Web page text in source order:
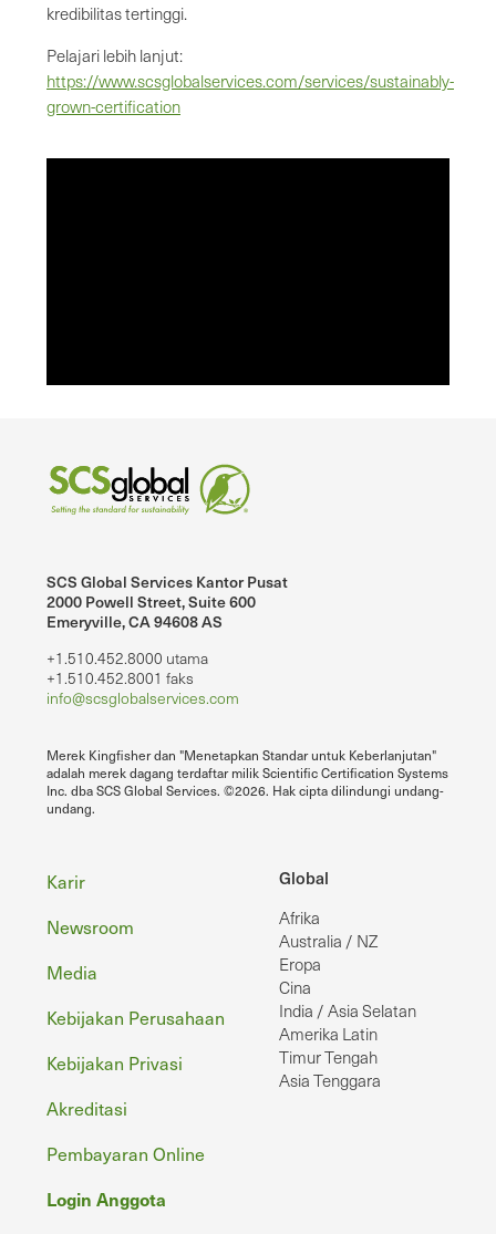
kredibilitas tertinggi.
Pelajari lebih lanjut:
https://www.scsglobalservices.com/services/sustainably-
grown-certification
SCS Global Services Kantor Pusat
2000 Powell Street, Suite 600
Emeryville, CA 94608 AS
+1.510.452.8000 utama
+1.510.452.8001 faks
info@scsglobalservices.com
Merek Kingfisher dan "Menetapkan Standar untuk Keberlanjutan"
adalah merek dagang terdaftar milik Scientific Certification Systems
Inc. dba SCS Global Services. ©2026. Hak cipta dilindungi undang-
undang.
Global
Afrika
Australia / NZ
Eropa
Cina
India / Asia Selatan
Amerika Latin
Timur Tengah
Asia Tenggara
Footer
Karir
Newsroom
Media
Kebijakan Perusahaan
Kebijakan Privasi
Akreditasi
Pembayaran Online
Login Anggota